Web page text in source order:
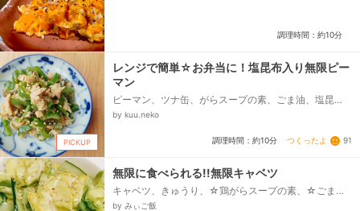
調理時間：約10分
PICKUP
レンジで簡単☆お弁当に！塩昆布入り無限ピー
マン
ピーマン、ツナ缶、がらスープの素、ごま油、塩昆
布、いりごま白
by kuu.neko
調理時間：約10分 つくったよ 91
無限に食べられる!!無限キャベツ
キャベツ、きゅうり、☆鶏がらスープの素、☆ごま
油、白ごま
by みぃご飯